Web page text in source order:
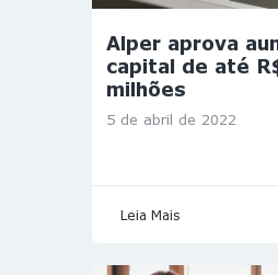
Alper aprova
capital de até
milhões
5 de abril de 2022
Leia Mais